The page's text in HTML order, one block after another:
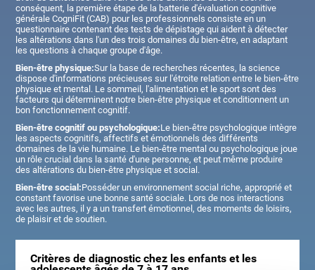
conséquent, la première étape de la batterie d'évaluation cognitive
générale CogniFit (CAB) pour les professionnels consiste en un
questionnaire contenant des tests de dépistage qui aident à détecter
les altérations dans l'un des trois domaines du bien-être, en adaptant
les questions à chaque groupe d'âge.
Bien-être physique:Sur la base de recherches récentes, la science
dispose d'informations précieuses sur l'étroite relation entre le bien-être
physique et mental. Le sommeil, l'alimentation et le sport sont des
facteurs qui déterminent notre bien-être physique et conditionnent un
bon fonctionnement cognitif.
Bien-être cognitif ou psychologique:Le bien-être psychologique intègre
les aspects cognitifs, affectifs et émotionnels des différents
domaines de la vie humaine. Le bien-être mental ou psychologique joue
un rôle crucial dans la santé d'une personne, et peut même produire
des altérations du bien-être physique et social.
Bien-être social:Posséder un environnement social riche, approprié et
constant favorise une bonne santé sociale. Lors de nos interactions
avec les autres, il y a un transfert émotionnel, des moments de loisirs,
de plaisir et de soutien.
Critères de diagnostic chez les enfants et les